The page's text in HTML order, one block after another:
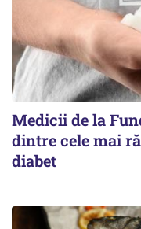
Medicii de la
dintre cele mai
diabet